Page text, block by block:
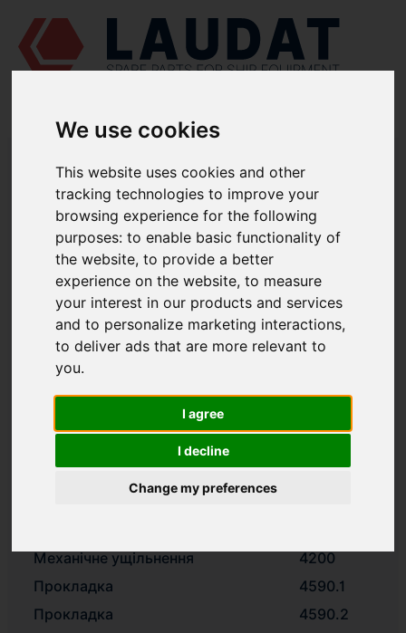
We use cookies
This website uses cookies and other
tracking technologies to improve your
browsing experience for the following
purposes:to enable basic functionality of
the website,to provide a better
experience on the website,to measure
your interest in our products and services
and to personalize marketing interactions,
to deliver ads that are more relevant to
you.
I agree
I decline
Change my preferences
LAUDAT SUPPLY - ЗАПЧАСТИНИ ДЛЯ
AZCUE CA-100-80/20A
Корпус насоса
1110
Кільце ущільнююче корпусу
1221
Кришка всмоктування
1223
Кришка нагнітання
Механічне ущільнення
4200
Прокладка
4590.1
Прокладка
4590.2